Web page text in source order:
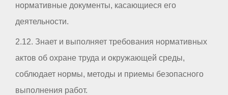
нормативные документы, касающиеся его
деятельности.
2.12. Знает и выполняет требования нормативных
актов об охране труда и окружающей среды,
соблюдает нормы, методы и приемы безопасного
выполнения работ.